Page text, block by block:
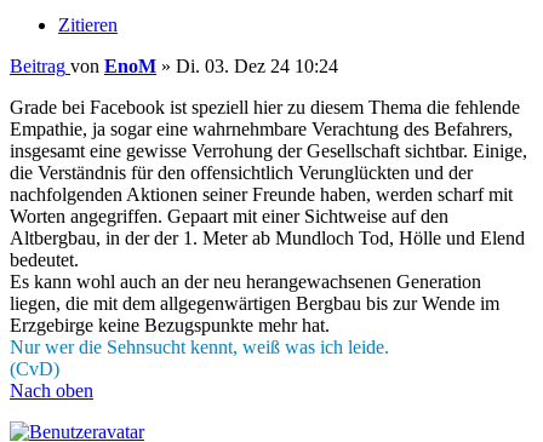
Zitieren
Beitrag von EnoM » Di. 03. Dez 24 10:24
Grade bei Facebook ist speziell hier zu diesem Thema die fehlende
Empathie, ja sogar eine wahrnehmbare Verachtung des Befahrers,
insgesamt eine gewisse Verrohung der Gesellschaft sichtbar. Einige,
die Verständnis für den offensichtlich Verunglückten und der
nachfolgenden Aktionen seiner Freunde haben, werden scharf mit
Worten angegriffen. Gepaart mit einer Sichtweise auf den
Altbergbau, in der der 1. Meter ab Mundloch Tod, Hölle und Elend
bedeutet.
Es kann wohl auch an der neu herangewachsenen Generation
liegen, die mit dem allgegenwärtigen Bergbau bis zur Wende im
Erzgebirge keine Bezugspunkte mehr hat.
Nur wer die Sehnsucht kennt, weiß was ich leide.
(CvD)
Nach oben